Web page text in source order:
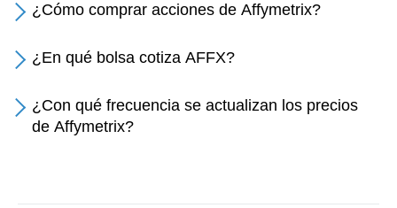
¿Cómo comprar acciones de Affymetrix?
¿En qué bolsa cotiza AFFX?
¿Con qué frecuencia se actualizan los precios
de Affymetrix?